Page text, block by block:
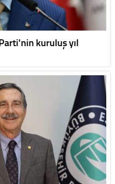
kuruluş yıl